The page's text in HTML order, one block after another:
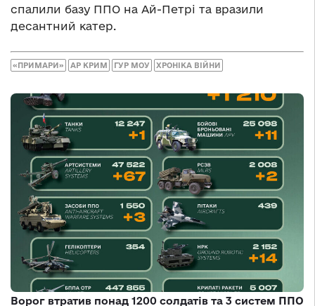
спалили базу ППО на Ай-Петрі та вразили
десантний катер.
«ПРИМАРИ» АР КРИМ ГУР МОУ ХРОНІКА ВІЙНИ
Ворог втратив понад 1200 солдатів та 3 систем ППО